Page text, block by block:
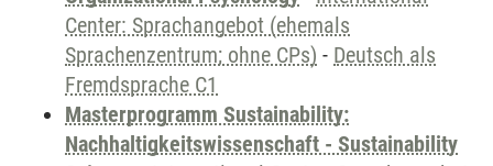
Center: Sprachangebot (ehemals
Sprachenzentrum; ohne CPs) - Deutsch als
Fremdsprache C1
Masterprogramm Sustainability:
Nachhaltigkeitswissenschaft - Sustainability